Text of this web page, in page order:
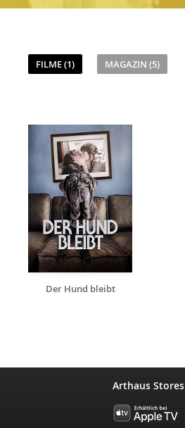
FILME (1) MAGAZIN (5)
Der Hund bleibt
Arthaus Stores